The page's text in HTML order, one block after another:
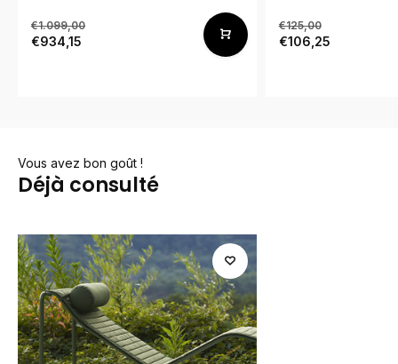
€1.099,00
€934,15
€125,00
€106,25
Vous avez bon goût !
Déjà consulté